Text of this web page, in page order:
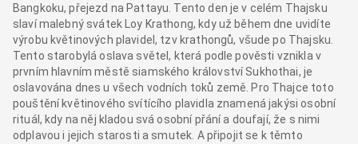
Bangkoku, přejezd na Pattayu. Tento den je v celém Thajsku
slaví malebný svátek Loy Krathong, kdy už během dne uvidíte
výrobu květinových plavidel, tzv krathongů, všude po Thajsku.
Tento starobylá oslava světel, která podle pověsti vznikla v
prvním hlavním městě siamského království Sukhothai, je
oslavována dnes u všech vodních toků země. Pro Thajce toto
pouštění květinového svítícího plavidla znamená jakýsi osobní
rituál, kdy na něj kladou svá osobní přání a doufají, že s nimi
odplavou i jejich starosti a smutek. A připojit se k těmto